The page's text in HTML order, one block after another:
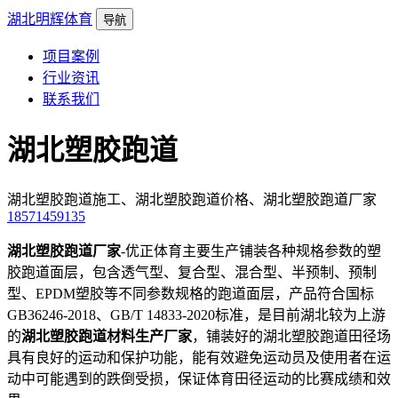
湖北明辉体育 导航
项目案例
行业资讯
联系我们
湖北塑胶跑道
湖北塑胶跑道施工、湖北塑胶跑道价格、湖北塑胶跑道厂家
18571459135
湖北塑胶跑道厂家-优正体育主要生产铺装各种规格参数的塑
胶跑道面层，包含透气型、复合型、混合型、半预制、预制
型、EPDM塑胶等不同参数规格的跑道面层，产品符合国标
GB36246-2018、GB/T 14833-2020标准，是目前湖北较为上游
的湖北塑胶跑道材料生产厂家，铺装好的湖北塑胶跑道田径场
具有良好的运动和保护功能，能有效避免运动员及使用者在运
动中可能遇到的跌倒受损，保证体育田径运动的比赛成绩和效